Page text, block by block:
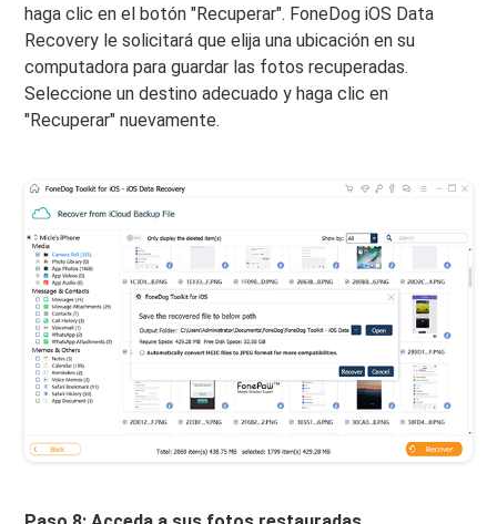
haga clic en el botón "Recuperar". FoneDog iOS Data
Recovery le solicitará que elija una ubicación en su
computadora para guardar las fotos recuperadas.
Seleccione un destino adecuado y haga clic en
"Recuperar" nuevamente.